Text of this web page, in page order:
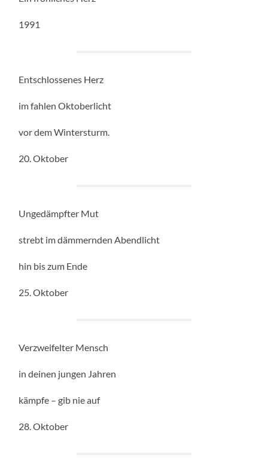
1991
Entschlossenes Herz
im fahlen Oktoberlicht
vor dem Wintersturm.
20. Oktober
Ungedämpfter Mut
strebt im dämmernden Abendlicht
hin bis zum Ende
25. Oktober
Verzweifelter Mensch
in deinen jungen Jahren
kämpfe – gib nie auf
28. Oktober